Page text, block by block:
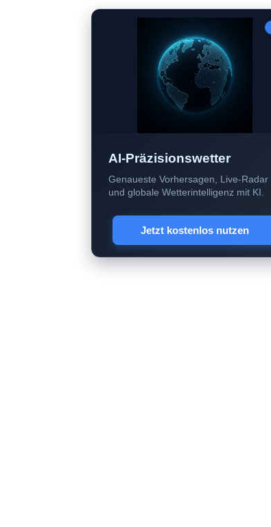
AI-Präzisionswetter
Genaueste Vorhersagen, Live-Radar
und globale Wetterintelligenz mit KI.
Jetzt kostenlos nutzen